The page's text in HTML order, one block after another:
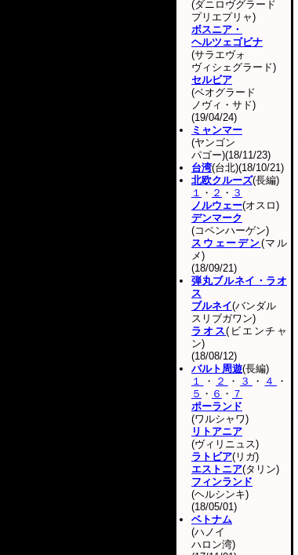
(ダニロヴグラード
プリエプリャ)
ボスニア・
ヘルツェゴビナ
(サラエヴォ
ヴィシェグラード)
セルビア
(ベオグラード
ノヴィ・サド)
(19/04/24)
ミャンマー
(ヤンゴン
パゴー)(18/11/23)
台湾(台北)(18/10/21)
北欧クルーズ(長編)
１ ・ ２ ・ ３
ノルウェー(オスロ)
デンマーク
(コペンハーゲン)
スウェーデン(マル
メ)
(18/09/21)
弾丸ブルネイ・ラオ
ス
ブルネイ(バンダル
スリブガワン)
ラオス(ビエンチャ
ン)
(18/08/12)
バルト周遊(長編)
１
・ ２ ・ ３ ・ ４
・
５ ・ ６ ・ ７
ポーランド
(ワルシャワ)
リトアニア
(ヴィリニュス)
ラトビア(リガ)
エストニア(タリン)
フィンランド
(ヘルシンキ)
(18/05/01)
ベトナム
(ハノイ
ハロン湾)